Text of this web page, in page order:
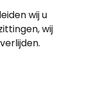
wij u
wij